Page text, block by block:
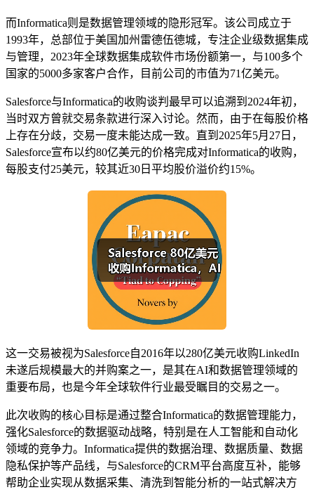
而Informatica则是数据管理领域的隐形冠军。该公司成立于
1993年，总部位于美国加州雷德伍德城，专注企业级数据集成
与管理，2023年全球数据集成软件市场份额第一，与100多个
国家的5000多家客户合作，目前公司的市值为71亿美元。
Salesforce与Informatica的收购谈判最早可以追溯到2024年初，
当时双方曾就交易条款进行深入讨论。然而，由于在每股价格
上存在分歧，交易一度未能达成一致。直到2025年5月27日，
Salesforce宣布以约80亿美元的价格完成对Informatica的收购，
每股支付25美元，较其近30日平均股价溢价约15%。
这一交易被视为Salesforce自2016年以280亿美元收购LinkedIn
未遂后规模最大的并购案之一，是其在AI和数据管理领域的
重要布局，也是今年全球软件行业最受瞩目的交易之一。
此次收购的核心目标是通过整合Informatica的数据管理能力，
强化Salesforce的数据驱动战略，特别是在人工智能和自动化
领域的竞争力。Informatica提供的数据治理、数据质量、数据
隐私保护等产品线，与Salesforce的CRM平台高度互补，能够
帮助企业实现从数据采集、清洗到智能分析的一站式解决方